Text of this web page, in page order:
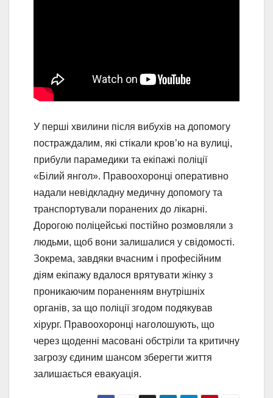
У перші хвилини після вибухів на допомогу
постраждалим, які стікали кров’ю на вулиці,
прибули парамедики та екіпажі поліції
«Білий янгол». Правоохоронці оперативно
надали невідкладну медичну допомогу та
транспортували поранених до лікарні.
Дорогою поліцейські постійно розмовляли з
людьми, щоб вони залишалися у свідомості.
Зокрема, завдяки вчасним і професійним
діям екіпажу вдалося врятувати жінку з
проникаючим пораненням внутрішніх
органів, за що поліції згодом подякував
хірург. Правоохоронці наголошують, що
через щоденні масовані обстріли та критичну
загрозу єдиним шансом зберегти життя
залишається евакуація.